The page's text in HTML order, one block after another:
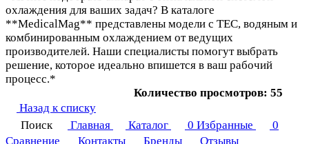
охлаждения для ваших задач? В каталоге
**MedicalMag** представлены модели с TEC, водяным и
комбинированным охлаждением от ведущих
производителей. Наши специалисты помогут выбрать
решение, которое идеально впишется в ваш рабочий
процесс.*
Количество просмотров: 55
Назад к списку
Поиск
Главная Каталог 0 Избранные
0
Сравнение
Контакты Бренды
Отзывы